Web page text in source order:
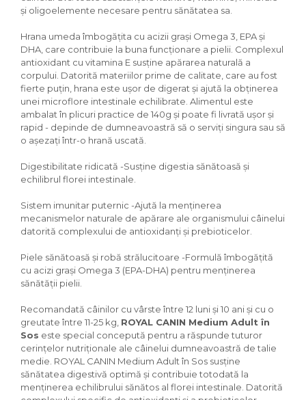
și oligoelemente necesare pentru sănătatea sa.
Hrana umeda îmbogățita cu acizii grași Omega 3, EPA și
DHA, care contribuie la buna funcționare a pielii. Complexul
antioxidant cu vitamina E susține apărarea naturală a
corpului. Datorită materiilor prime de calitate, care au fost
fierte puțin, hrana este ușor de digerat și ajută la obținerea
unei microflore intestinale echilibrate. Alimentul este
ambalat în plicuri practice de 140g și poate fi livrată ușor și
rapid - depinde de dumneavoastră să o serviți singura sau să
o așezați într-o hrană uscată.
Digestibilitate ridicată -Susține digestia sănătoasă și
echilibrul florei intestinale.
Sistem imunitar puternic -Ajută la menținerea
mecanismelor naturale de apărare ale organismului câinelui
datorită complexului de antioxidanți și prebioticelor.
Piele sănătoasă și robă strălucitoare -Formulă îmbogățită
cu acizi grași Omega 3 (EPA-DHA) pentru menținerea
sănătății pielii.
Recomandată câinilor cu vârste între 12 luni și 10 ani și cu o
greutate între 11-25 kg, ROYAL CANIN Medium Adult în
Sos este special concepută pentru a răspunde tuturor
cerințelor nutriționale ale câinelui dumneavoastră de talie
medie. ROYAL CANIN Medium Adult în Sos susține
sănătatea digestivă optimă și contribuie totodată la
menținerea echilibrului sănătos al florei intestinale. Datorită